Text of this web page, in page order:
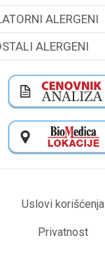
ALERGENI
ALERGENI
Uslovi korišćenja
Privatnost